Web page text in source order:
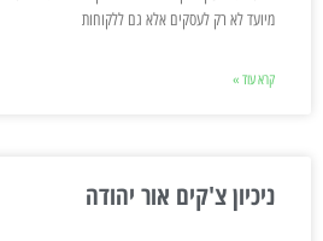
מיועד לא רק לעסקים אלא גם ללקוחות
קרא עוד »
ניכיון צ'קים אור יהודה